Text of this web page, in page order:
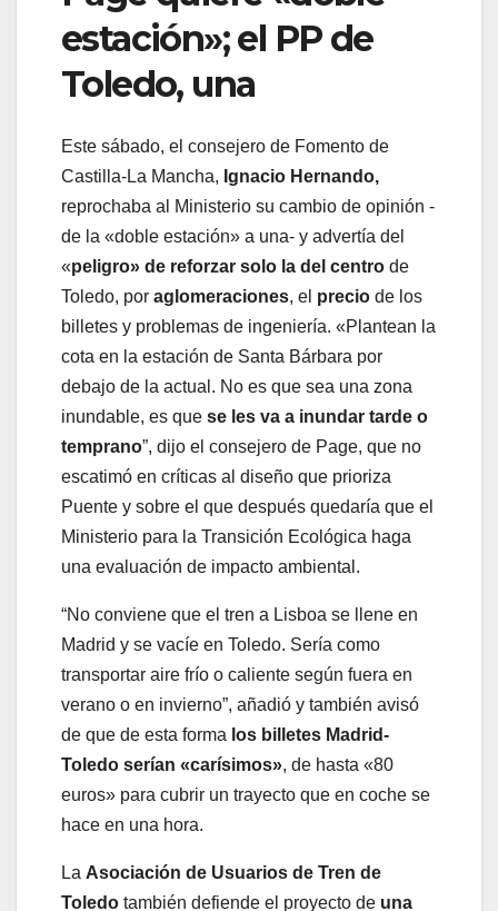
estación»; el PP de
Toledo, una
Este sábado, el consejero de Fomento de
Castilla-La Mancha, Ignacio Hernando,
reprochaba al Ministerio su cambio de opinión -
de la «doble estación» a una- y advertía del
«peligro» de reforzar solo la del centro de
Toledo, por aglomeraciones, el precio de los
billetes y problemas de ingeniería. «Plantean la
cota en la estación de Santa Bárbara por
debajo de la actual. No es que sea una zona
inundable, es que se les va a inundar tarde o
temprano”, dijo el consejero de Page, que no
escatimó en críticas al diseño que prioriza
Puente y sobre el que después quedaría que el
Ministerio para la Transición Ecológica haga
una evaluación de impacto ambiental.
“No conviene que el tren a Lisboa se llene en
Madrid y se vacíe en Toledo. Sería como
transportar aire frío o caliente según fuera en
verano o en invierno”, añadió y también avisó
de que de esta forma los billetes Madrid-
Toledo serían «carísimos», de hasta «80
euros» para cubrir un trayecto que en coche se
hace en una hora.
La Asociación de Usuarios de Tren de
Toledo también defiende el proyecto de una